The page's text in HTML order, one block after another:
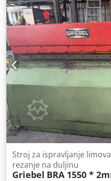
Stroj za ispravljanje
rezanje na duljinu
Griebel BRA 1550 *